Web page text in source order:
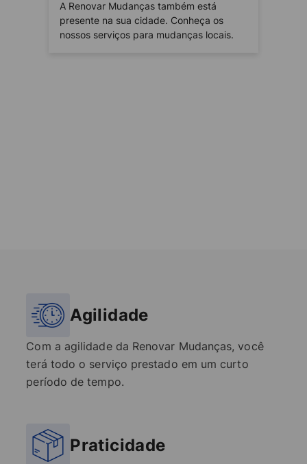
A Renovar Mudanças também está
presente na sua cidade. Conheça os
nossos serviços para mudanças locais.
Agilidade
Com a agilidade da Renovar Mudanças, você
terá todo o serviço prestado em um curto
período de tempo.
Praticidade